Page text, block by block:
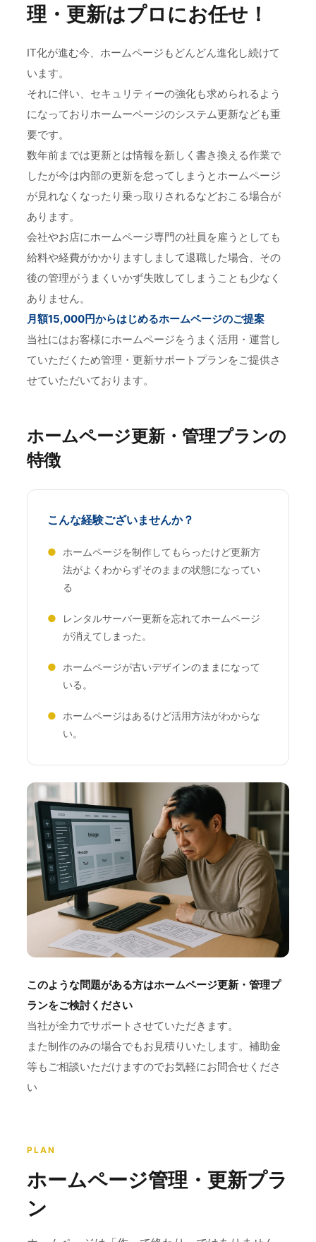
理・更新はプロにお任せ！
IT化が進む今、ホームページもどんどん進化し続けて
います。
それに伴い、セキュリティーの強化も求められるよう
になっておりホームーページのシステム更新なども重
要です。
数年前までは更新とは情報を新しく書き換える作業で
したが今は内部の更新を怠ってしまうとホームページ
が見れなくなったり乗っ取りされるなどおこる場合が
あります。
会社やお店にホームページ専門の社員を雇うとしても
給料や経費がかかりますしまして退職した場合、その
後の管理がうまくいかず失敗してしまうことも少なく
ありません。
月額15,000円からはじめるホームページのご提案
当社にはお客様にホームページをうまく活用・運営し
ていただくため管理・更新サポートプランをご提供さ
せていただいております。
ホームページ更新・管理プランの
特徴
こんな経験ございませんか？
●
ホームページを制作してもらったけど更新方
法がよくわからずそのままの状態になってい
る
●
レンタルサーバー更新を忘れてホームページ
が消えてしまった。
●
ホームページが古いデザインのままになって
いる。
●
ホームページはあるけど活用方法がわからな
い。
このような問題がある方はホームページ更新・管理プ
ランをご検討ください
当社が全力でサポートさせていただきます。
また制作のみの場合でもお見積りいたします。補助金
等もご相談いただけますのでお気軽にお問合せくださ
い
PLAN
ホームページ管理・更新プラ
ン